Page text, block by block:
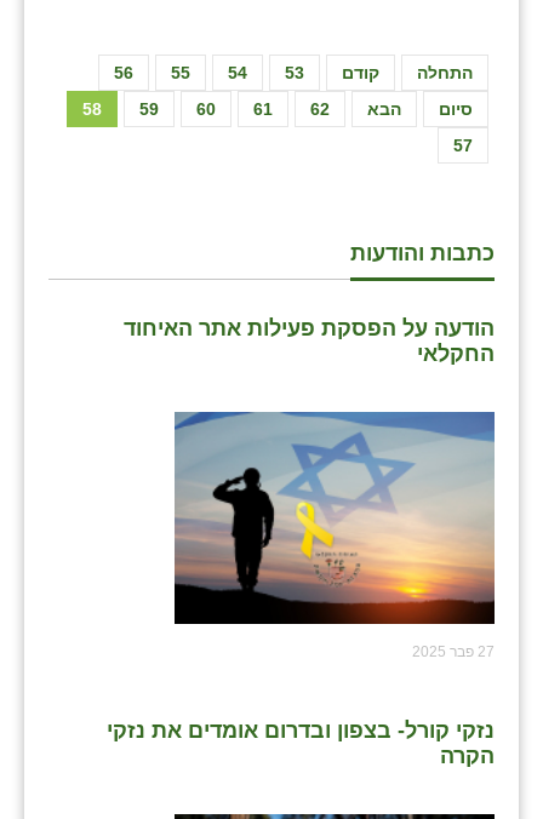
התחלה קודם 53
54
55
56
57
58 59 60 61 62 הבא סיום
כתבות והודעות
הודעה על הפסקת פעילות אתר האיחוד
החקלאי
27 פבר 2025
נזקי קורל- בצפון ובדרום אומדים את נזקי
הקרה